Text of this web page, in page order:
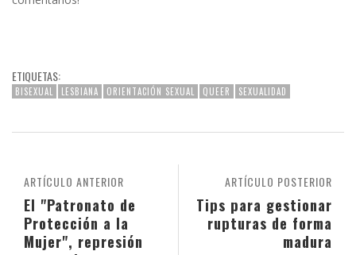
ETIQUETAS:
BISEXUAL LESBIANA ORIENTACIÓN SEXUAL QUEER SEXUALIDAD
ARTÍCULO POSTERIOR
Tips para gestionar
rupturas de forma
madura
ARTÍCULO ANTERIOR
El "Patronato de
Protección a la
Mujer", represión